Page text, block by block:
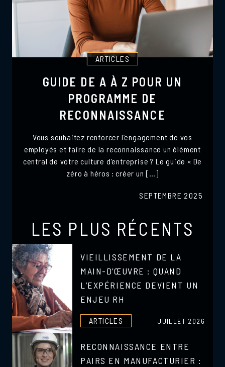
ARTICLES
GUIDE DE A À Z POUR UN
PROGRAMME DE
RECONNAISSANCE
Vous souhaitez renforcer l’engagement de vos
employés et faire de la reconnaissance un élément
central de votre culture d’entreprise ? Le guide « De
zéro à héros : créer un […]
SEPTEMBRE 2025
LES PLUS RÉCENTS
VIEILLISSEMENT DE LA
MAIN-D’ŒUVRE : QUAND
L’EXPÉRIENCE DEVIENT UN
ENJEU RH
ARTICLES JUILLET 2026
RECONNAISSANCE ENTRE
PAIRS EN MANUFACTURIER :